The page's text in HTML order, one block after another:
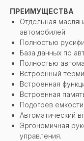
ПРЕИМУЩЕСТВА
Отдельная
автомобилей
Полностью
База данных по
Полностью
Встроенный
Встроенная
Встроенная
Подогрев емкости
Автоматический
Эргономичная
управления.